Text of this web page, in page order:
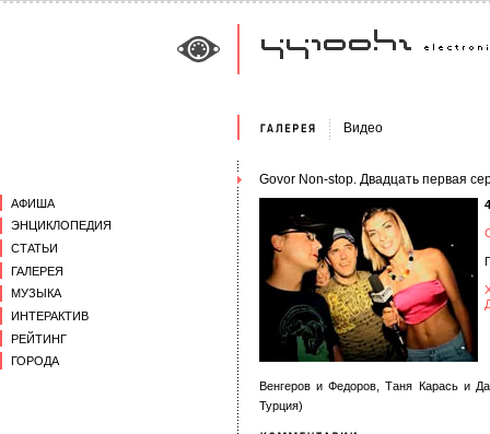
АФИША
ЭНЦИКЛОПЕДИЯ
СТАТЬИ
ГАЛЕРЕЯ
МУЗЫКА
ИНТЕРАКТИВ
РЕЙТИНГ
ГОРОДА
Видео
Govor Non-stop. Двадцать первая
Венгеров и Федоров, Таня Карась и
Турция)